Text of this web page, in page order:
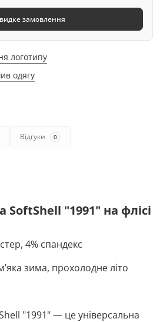
замовлення
логотипу
одягу
Відгуки 0
SoftShell "1991" на флісі
4% спандекс
зима, прохолодне літо
"1991" — це універсальна